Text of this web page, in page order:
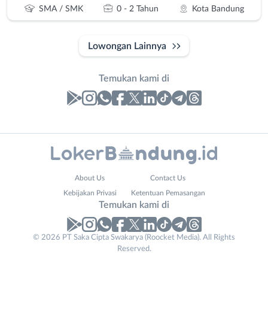
SMA / SMK 0 - 2 Tahun Kota Bandung
Lowongan Lainnya
Temukan kami di
Lowongan
No. Telp /
About Us Contact Us
Kebijakan Privasi Ketentuan Pemasangan
Temukan kami di
© 2026 PT Saka Cipta Swakarya (Roocket Media). All Rights
Reserved.